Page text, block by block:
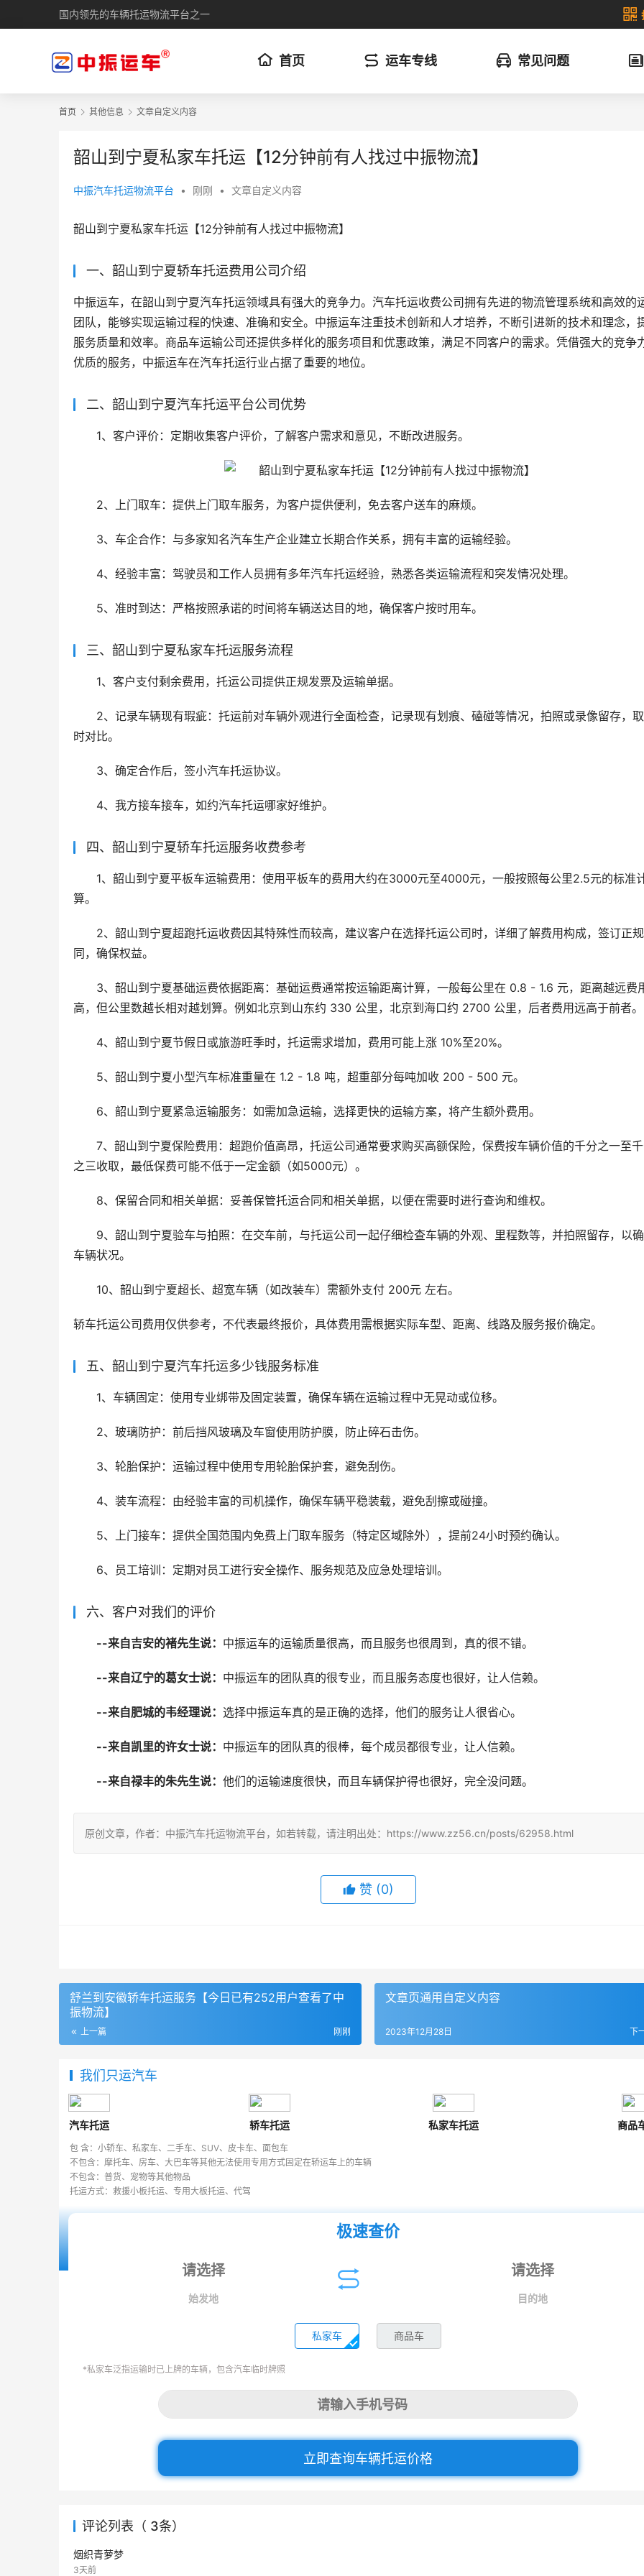
国内领先的车辆托运物流平台之一
首页 运车专线 常见问题
首页 其他信息 文章自定义内容
韶山到宁夏私家车托运【12分钟前有人找过中振物流】
中振汽车托运物流平台 • 刚刚 • 文章自定义内容
韶山到宁夏私家车托运【12分钟前有人找过中振物流】
一、韶山到宁夏轿车托运费用公司介绍
中振运车，在韶山到宁夏汽车托运领域具有强大的竞争力。汽车托运收费公司拥有先进的物流管理系统和高效的
团队，能够实现运输过程的快速、准确和安全。中振运车注重技术创新和人才培养，不断引进新的技术和理念，
服务质量和效率。商品车运输公司还提供多样化的服务项目和优惠政策，满足不同客户的需求。凭借强大的竞争
优质的服务，中振运车在汽车托运行业占据了重要的地位。
二、韶山到宁夏汽车托运平台公司优势
1、客户评价：定期收集客户评价，了解客户需求和意见，不断改进服务。
2、上门取车：提供上门取车服务，为客户提供便利，免去客户送车的麻烦。
3、车企合作：与多家知名汽车生产企业建立长期合作关系，拥有丰富的运输经验。
4、经验丰富：驾驶员和工作人员拥有多年汽车托运经验，熟悉各类运输流程和突发情况处理。
5、准时到达：严格按照承诺的时间将车辆送达目的地，确保客户按时用车。
三、韶山到宁夏私家车托运服务流程
1、客户支付剩余费用，托运公司提供正规发票及运输单据。
2、记录车辆现有瑕疵：托运前对车辆外观进行全面检查，记录现有划痕、磕碰等情况，拍照或录像留存，
时对比。
3、确定合作后，签小汽车托运协议。
4、我方接车接车，如约汽车托运哪家好维护。
四、韶山到宁夏轿车托运服务收费参考
1、韶山到宁夏平板车运输费用：使用平板车的费用大约在3000元至4000元，一般按照每公里2.5元的标准
算。
2、韶山到宁夏超跑托运收费因其特殊性而较高，建议客户在选择托运公司时，详细了解费用构成，签订正
同，确保权益。
3、韶山到宁夏基础运费依据距离：基础运费通常按运输距离计算，一般每公里在 0.8 - 1.6 元，距离越远费
高，但公里数越长相对越划算。例如北京到山东约 330 公里，北京到海口约 2700 公里，后者费用远高于前者。
4、韶山到宁夏节假日或旅游旺季时，托运需求增加，费用可能上涨 10%至20%。
5、韶山到宁夏小型汽车标准重量在 1.2 - 1.8 吨，超重部分每吨加收 200 - 500 元。
6、韶山到宁夏紧急运输服务：如需加急运输，选择更快的运输方案，将产生额外费用。
7、韶山到宁夏保险费用：超跑价值高昂，托运公司通常要求购买高额保险，保费按车辆价值的千分之一至
之三收取，最低保费可能不低于一定金额（如5000元）。
8、保留合同和相关单据：妥善保管托运合同和相关单据，以便在需要时进行查询和维权。
9、韶山到宁夏验车与拍照：在交车前，与托运公司一起仔细检查车辆的外观、里程数等，并拍照留存，以
车辆状况。
10、韶山到宁夏超长、超宽车辆（如改装车）需额外支付 200元 左右。
轿车托运公司费用仅供参考，不代表最终报价，具体费用需根据实际车型、距离、线路及服务报价确定。
五、韶山到宁夏汽车托运多少钱服务标准
1、车辆固定：使用专业绑带及固定装置，确保车辆在运输过程中无晃动或位移。
2、玻璃防护：前后挡风玻璃及车窗使用防护膜，防止碎石击伤。
3、轮胎保护：运输过程中使用专用轮胎保护套，避免刮伤。
4、装车流程：由经验丰富的司机操作，确保车辆平稳装载，避免刮擦或碰撞。
5、上门接车：提供全国范围内免费上门取车服务（特定区域除外），提前24小时预约确认。
6、员工培训：定期对员工进行安全操作、服务规范及应急处理培训。
六、客户对我们的评价
--来自吉安的褚先生说： 中振运车的运输质量很高，而且服务也很周到，真的很不错。
--来自辽宁的葛女士说： 中振运车的团队真的很专业，而且服务态度也很好，让人信赖。
--来自肥城的韦经理说： 选择中振运车真的是正确的选择，他们的服务让人很省心。
--来自凯里的许女士说： 中振运车的团队真的很棒，每个成员都很专业，让人信赖。
--来自禄丰的朱先生说： 他们的运输速度很快，而且车辆保护得也很好，完全没问题。
原创文章，作者：中振汽车托运物流平台，如若转载，请注明出处：https://www.zz56.cn/posts/62958.html
赞 (0)
舒兰到安徽轿车托运服务【今日已有252用户查看了中
振物流】
上一篇 刚刚
文章页通用自定义内容
下
2023年12月28日
我们只运汽车
汽车托运 轿车托运 私家车托运 商品
包 含：小轿车、私家车、二手车、SUV、皮卡车、面包车
不包含：摩托车、房车、大巴车等其他无法使用专用方式固定在轿运车上的车辆
不包含：普货、宠物等其他物品
托运方式：救援小板托运、专用大板托运、代驾
极速查价
始发地 目的地
私家车 商品车
*私家车泛指运输时已上牌的车辆，包含汽车临时牌照
立即查询车辆托运价格
评论列表（ 3条）
烟织青萝梦
3天前